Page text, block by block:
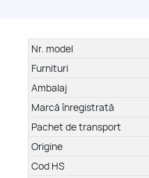
Nr. model
Furnituri
Ambalaj
Marcă înregistrată
Pachet de transport
Origine
Cod HS